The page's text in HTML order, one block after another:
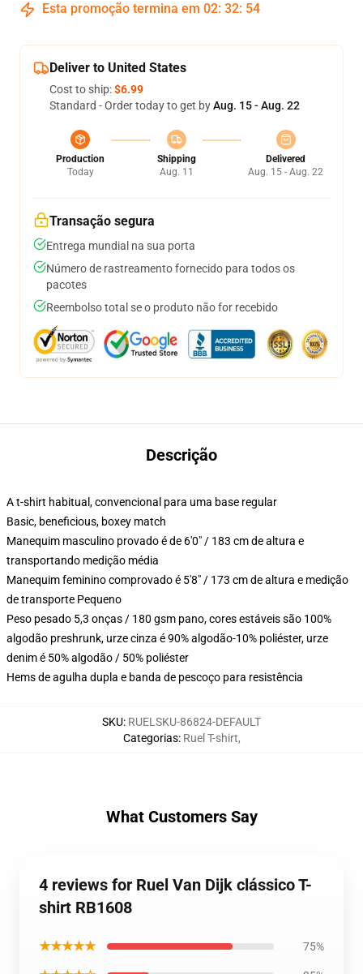
Esta promoção termina em 02: 32: 54
Deliver to United States
Cost to ship:$6.99
Standard - Order today to get byAug. 15 - Aug. 22
Production
Today
Shipping
Aug. 11
Delivered
Aug. 15 - Aug. 22
Transação segura
Entrega mundial na sua porta
Número de rastreamento fornecido para todos os
pacotes
Reembolso total se o produto não for recebido
Descrição
A t-shirt habitual, convencional para uma base regular
Basic, beneficious, boxey match
Manequim masculino provado é de 6'0" / 183 cm de altura e
transportando medição média
Manequim feminino comprovado é 5'8" / 173 cm de altura e medição
de transporte Pequeno
Peso pesado 5,3 onças / 180 gsm pano, cores estáveis são 100%
algodão preshrunk, urze cinza é 90% algodão-10% poliéster, urze
denim é 50% algodão / 50% poliéster
Hems de agulha dupla e banda de pescoço para resistência
SKU: RUELSKU-86824-DEFAULT
Categorias: Ruel T-shirt,
What Customers Say
4 reviews for Ruel Van Dijk clássico T-
shirt RB1608
★★★★★ 75%